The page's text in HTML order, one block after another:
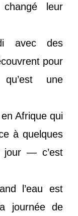
leur
avec des
pour
une
Afrique qui
à quelques
jour — c’est
l’eau est
journée de